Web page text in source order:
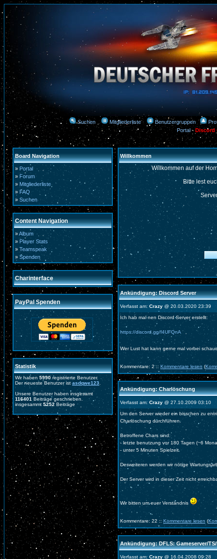
Suchen Mitgliederliste Benutzergruppen
Portal-Discord
Board Navigation
» Portal
» Forum
» Mitgliederliste
» FAQ
» Suchen
Content Navigation
»Album
» Player Stats
» Teamspeak
» Spenden
Charinterface
PayPal Spenden
Statistik
Wir haben 5990 registrierte Benutzer.
Der neueste Benutzer istasdqwe123
Unsere Benutzer haben insgesamt
116401 Beiträge geschrieben.
insgesammt 5252 Beiträge
Willkommen
Willkommen auf der
Bitte lest
Ankündigung: Discord Server
Verfasst am: Crazy @ 20.03.2020 23:39
Ich hab mal nen Discord Server erstellt:
https://discord.gg/f4UFQnA
Wer Lust hat kann gerne mal vorbei
Kommentare: 2 :: Kommentare lesen (
Ankündigung: Charlöschung
Verfasst am: Crazy @ 27.10.2009 03:10
Um den Server wieder ein bisschen zu
Charlöschung durchführen.
Betroffene Chars sind:
- letzte benutzung vor 180 Tagen (~6
- unter 5 Minuten Spielzeit
Desweiteren werden wir nötige
Der Server wird in dieser Zeit nicht
Wir bitten um euer Verständnis
Kommentare: 22 :: Kommentare lesen (
Ankündigung: DFLS: Gameserver/TS/
Verfasst am: Crazy @ 16.04.2008 09:28